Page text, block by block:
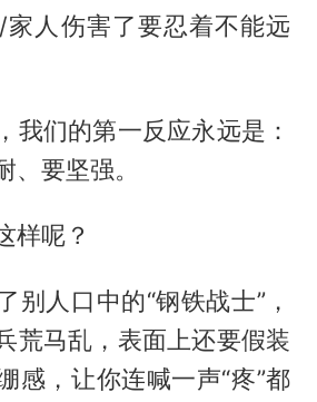
人伤害了要忍着不能远
我们的第一反应永远是：
、要坚强。
样呢？
别人口中的“钢铁战士”，
荒马乱，表面上还要假装
感，让你连喊一声“疼”都